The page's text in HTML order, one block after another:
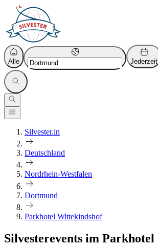
Alle Jederzeit
Silvester.in
Deutschland
Nordrhein-Westfalen
Dortmund
Parkhotel Wittekindshof
Silvesterevents im Parkhotel